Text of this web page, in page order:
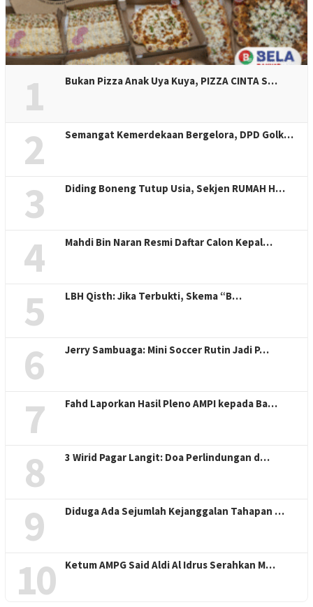
1 Bukan Pizza Anak Uya Kuya, PIZZA CINTA S…
2 Semangat Kemerdekaan Bergelora, DPD Golk…
3 Diding Boneng Tutup Usia, Sekjen RUMAH H…
4 Mahdi Bin Naran Resmi Daftar Calon Kepal…
5 LBH Qisth: Jika Terbukti, Skema “B…
6 Jerry Sambuaga: Mini Soccer Rutin Jadi P…
7 Fahd Laporkan Hasil Pleno AMPI kepada Ba…
8 3 Wirid Pagar Langit: Doa Perlindungan d…
9 Diduga Ada Sejumlah Kejanggalan Tahapan …
10 Ketum AMPG Said Aldi Al Idrus Serahkan M…